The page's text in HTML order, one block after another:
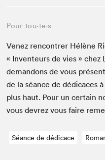
Pour tou⋅te⋅s
Venez ren­con­tr­er Hélène
« Inven­teurs de vies » chez
deman­dons de vous
de la séance de dédi­caces
plus haut. Pour un cer­tain
vous devrez vous faire
Séance de dédicace